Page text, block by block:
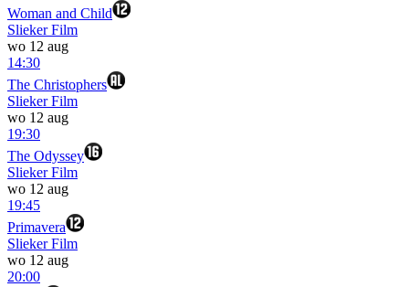
Woman and Child
Slieker Film
wo 12 aug
14:30
The Christophers
Slieker Film
wo 12 aug
19:30
The Odyssey
Slieker Film
wo 12 aug
19:45
Primavera
Slieker Film
wo 12 aug
20:00